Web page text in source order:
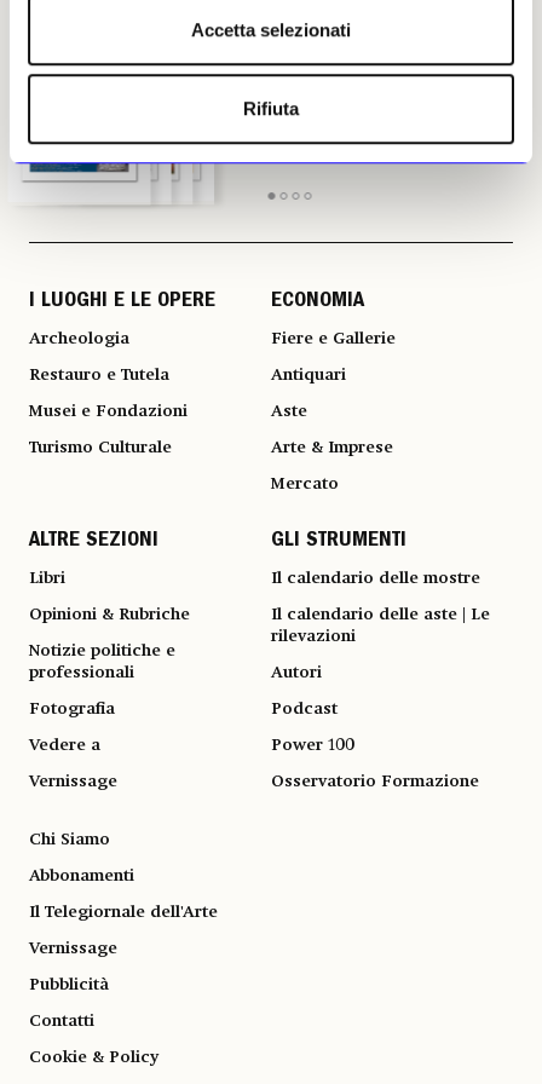
Accetta selezionati
Rifiuta
DI LUGLIO-
in edicola
DI LUGLIO-
in edicola
DI LUGLIO-
in edicola
DI LUGLIO-
in edicola
I LUOGHI E LE OPERE
Archeologia
Restauro e Tutela
Musei e Fondazioni
Turismo Culturale
ECONOMIA
Fiere e Gallerie
Antiquari
Aste
Arte & Imprese
Mercato
ALTRE SEZIONI
Libri
Opinioni & Rubriche
Notizie politiche e
professionali
Fotografia
Vedere a
Vernissage
GLI STRUMENTI
Il calendario delle mostre
Il calendario delle aste | Le
rilevazioni
Autori
Podcast
Power 100
Osservatorio Formazione
Chi Siamo
Abbonamenti
Il Telegiornale dell'Arte
Vernissage
Pubblicità
Contatti
Cookie & Policy